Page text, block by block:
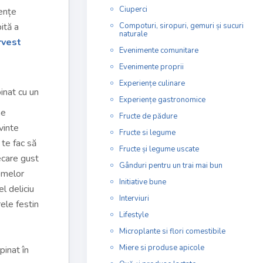
a
cu un
fac să
gust
deliciu
festin
în
Ciuperci
Compoturi, siropuri, gemuri și sucuri
naturale
Evenimente comunitare
Evenimente proprii
Experiențe culinare
Experiențe gastronomice
Fructe de pădure
Fructe si legume
Fructe și legume uscate
Gânduri pentru un trai mai bun
Initiative bune
Interviuri
Lifestyle
Microplante si flori comestibile
Miere si produse apicole